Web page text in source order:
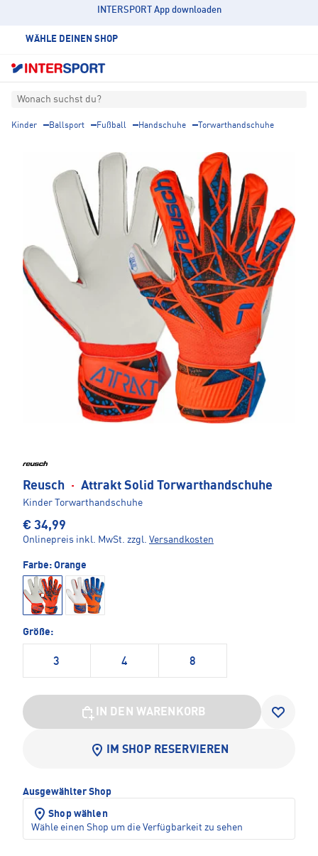
INTERSPORT App downloaden
WÄHLE DEINEN SHOP
Wonach suchst du?
Kinder Ballsport Fußball Handschuhe Torwarthandschuhe
Reusch · Attrakt Solid Torwarthandschuhe
Kinder Torwarthandschuhe
€ 34,99
Onlinepreis inkl. MwSt. zzgl. Versandkosten
Farbe: Orange
Größe:
3 4 8
IN DEN WARENKORB
IM SHOP RESERVIEREN
Ausgewählter Shop
Shop wählen
Wähle einen Shop um die Verfügbarkeit zu sehen